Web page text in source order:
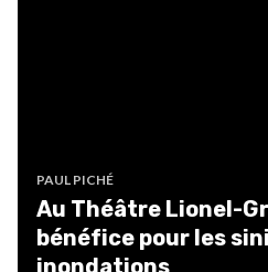
PAUL PICHÉ
Au Théâtre Lionel-
bénéfice pour les
inondations